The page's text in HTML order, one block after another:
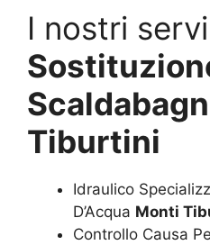
I nostri
Tiburtini
Idraulico
D’Acqua Monti
Controllo Causa